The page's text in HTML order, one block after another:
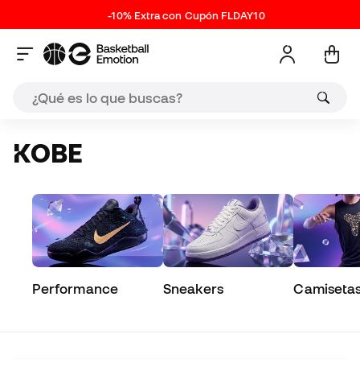
-10% Extra con Cupón FLDAY10
KOBE
Performance Sneakers